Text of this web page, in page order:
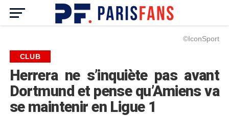
©IconSport
CLUB
Herrera ne s’inquiète pas avant
Dortmund et pense qu’Amiens va
se maintenir en Ligue 1